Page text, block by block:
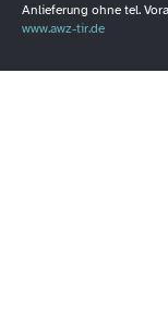
Anlieferung ohne tel.
www.awz-tir.de